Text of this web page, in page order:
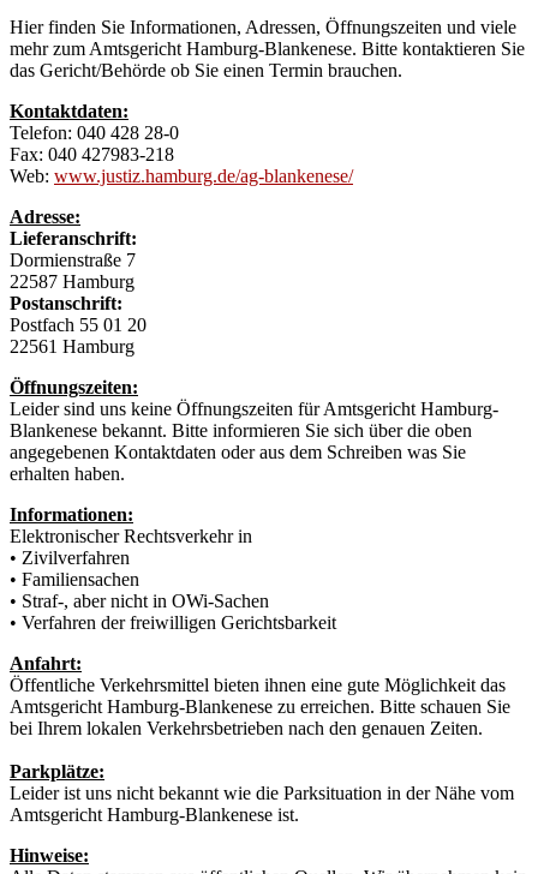
Hier finden Sie Informationen, Adressen, Öffnungszeiten und viele
mehr zum Amtsgericht Hamburg-Blankenese. Bitte kontaktieren Sie
das Gericht/Behörde ob Sie einen Termin brauchen.
Kontaktdaten:
Telefon: 040 428 28-0
Fax: 040 427983-218
Web: www.justiz.hamburg.de/ag-blankenese/
Adresse:
Lieferanschrift:
Dormienstraße 7
22587 Hamburg
Postanschrift:
Postfach 55 01 20
22561 Hamburg
Öffnungszeiten:
Leider sind uns keine Öffnungszeiten für Amtsgericht Hamburg-
Blankenese bekannt. Bitte informieren Sie sich über die oben
angegebenen Kontaktdaten oder aus dem Schreiben was Sie
erhalten haben.
Informationen:
Elektronischer Rechtsverkehr in
• Zivilverfahren
• Familiensachen
• Straf-, aber nicht in OWi-Sachen
• Verfahren der freiwilligen Gerichtsbarkeit
Anfahrt:
Öffentliche Verkehrsmittel bieten ihnen eine gute Möglichkeit das
Amtsgericht Hamburg-Blankenese zu erreichen. Bitte schauen Sie
bei Ihrem lokalen Verkehrsbetrieben nach den genauen Zeiten.
Parkplätze:
Leider ist uns nicht bekannt wie die Parksituation in der Nähe vom
Amtsgericht Hamburg-Blankenese ist.
Hinweise: